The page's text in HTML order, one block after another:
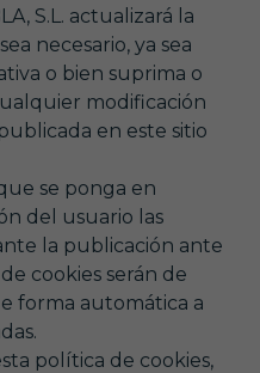
S.L. actualizará la
necesario, ya sea
o bien suprima o
modificación
en este sitio
se ponga en
del usuario las
la publicación ante
cookies serán de
forma automática a
política de cookies,